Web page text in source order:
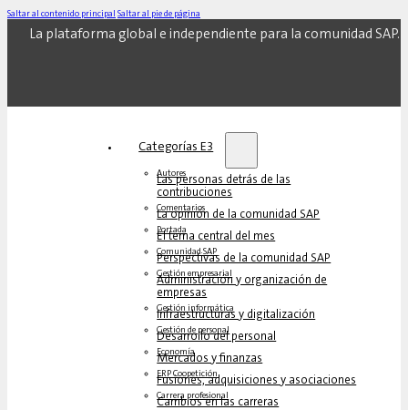
Saltar al contenido principal Saltar al pie de página
La plataforma global e independiente para la comunidad SAP.
Categorías E3
Autores
Las personas detrás de las
contribuciones
Comentarios
La opinión de la comunidad SAP
Portada
El tema central del mes
Comunidad SAP
Perspectivas de la comunidad SAP
Gestión empresarial
Administración y organización de
empresas
Gestión informática
Infraestructuras y digitalización
Gestión de personal
Desarrollo del personal
Economía
Mercados y finanzas
ERP Coopetición
Fusiones, adquisiciones y asociaciones
Carrera profesional
Cambios en las carreras